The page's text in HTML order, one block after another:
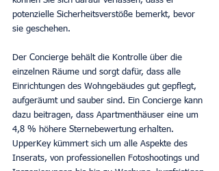
potenzielle Sicherheitsverstöße bemerkt, bevor
sie geschehen.
Der Concierge behält die Kontrolle über die
einzelnen Räume und sorgt dafür, dass alle
Einrichtungen des Wohngebäudes gut gepflegt,
aufgeräumt und sauber sind. Ein Concierge kann
dazu beitragen, dass Apartmenthäuser eine um
4,8 % höhere Sternebewertung erhalten.
UpperKey kümmert sich um alle Aspekte des
Inserats, von professionellen Fotoshootings und